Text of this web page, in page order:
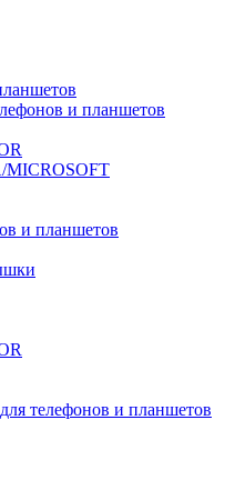
и планшетов
и планшетов
телефонов и планшетов